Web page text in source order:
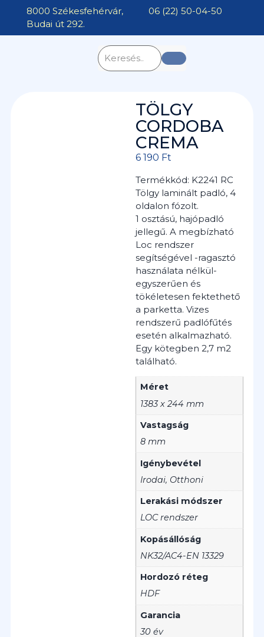
8000 Székesfehérvár,
Budai út 292.
06 (22) 50-04-50
TÖLGY
CORDOBA
CREMA
6 190 Ft
Termékkód: K2241 RC
Tölgy laminált padló, 4
oldalon fózolt.
1 osztású, hajópadló
jellegű. A megbízható
Loc rendszer
segítségével -ragasztó
használata nélkül-
egyszerűen és
tökéletesen fektethető
a parketta. Vizes
rendszerű padlófűtés
esetén alkalmazható.
Egy kötegben 2,7 m2
található.
Méret
1383 x 244 mm
Vastagság
8 mm
Igénybevétel
Irodai, Otthoni
Lerakási módszer
LOC rendszer
Kopásállóság
NK32/AC4-EN 13329
Hordozó réteg
HDF
Garancia
30 év